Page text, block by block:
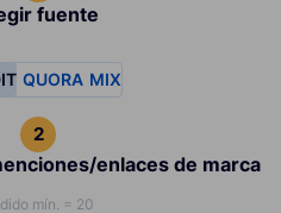
fuente
QUORA MIX
enlaces de marca
mín. = 20